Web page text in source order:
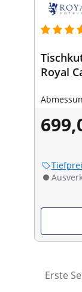
Royal
Erste